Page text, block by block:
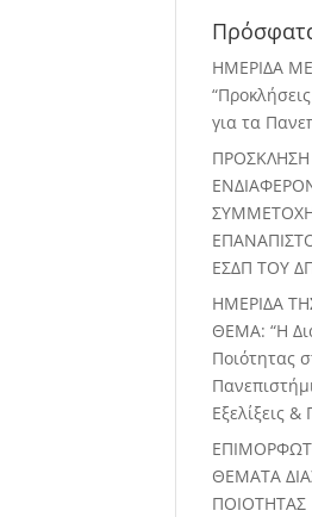
ΗΜΕΡΙΔΑ
για τα
ΕΣΔΠ ΤΟΥ
ΗΜΕΡΙΔΑ
ΘΕΜΑ: “Η
Ποιότητας
Εξελίξεις &
ΘΕΜΑΤΑ
ΠΟΙΟΤΗΤΑΣ